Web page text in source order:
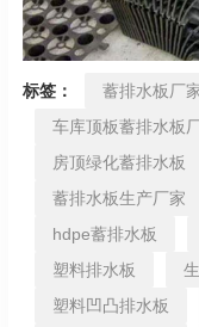
标签： 蓄排水板厂
车库顶板蓄排水板
房顶绿化蓄排水板
蓄排水板生产厂家
hdpe蓄排水板
塑料排水板
塑料凹凸排水板